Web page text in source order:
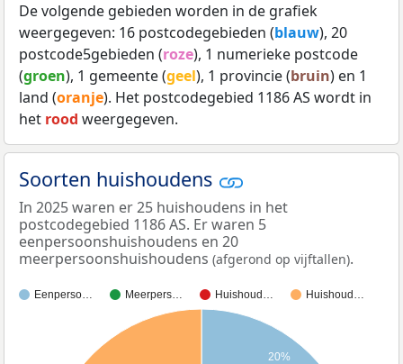
De volgende gebieden worden in de grafiek
weergegeven: 16 postcodegebieden (blauw), 20
postcode5gebieden (roze), 1 numerieke postcode
(groen), 1 gemeente (geel), 1 provincie (bruin) en 1
land (oranje). Het postcodegebied 1186 AS wordt in
het rood weergegeven.
Soorten huishoudens
In 2025 waren er 25 huishoudens in het
postcodegebied 1186 AS. Er waren 5
eenpersoonshuishoudens en 20
meerpersoonshuishoudens (afgerond op vijftallen).
Eenperso… Meerpers… Huishoud… Huishoud…
20%